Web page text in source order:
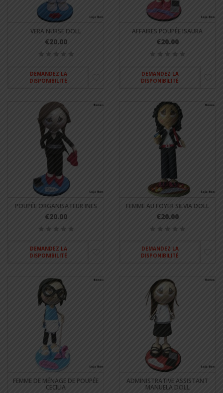
VERA NURSE DOLL
€20.00
DEMANDEZ LA
DISPONIBILITÉ
AFFAIRES POUPÉE ISAURA
€20.00
DEMANDEZ LA
DISPONIBILITÉ
POUPÉE ORGANISATEUR INES
€20.00
DEMANDEZ LA
DISPONIBILITÉ
FEMME AU FOYER SILVIA DOLL
€20.00
DEMANDEZ LA
DISPONIBILITÉ
FEMME DE MÉNAGE DE POUPÉE
CECILIA
ADMINISTRATIVE ASSISTANT
MANUELA DOLL